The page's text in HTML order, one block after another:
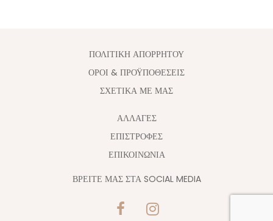
ΠΟΛΙΤΙΚΗ ΑΠΟΡΡΗΤΟΥ
ΟΡΟΙ & ΠΡΟΫΠΟΘΕΣΕΙΣ
ΣΧΕΤΙΚΑ ΜΕ ΜΑΣ
ΑΛΛΑΓΈΣ
ΕΠΙΣΤΡΟΦΕΣ
ΕΠΙΚΟΙΝΩΝΙΑ
ΒΡΕΙΤΕ ΜΑΣ ΣΤΑ SOCIAL MEDIA